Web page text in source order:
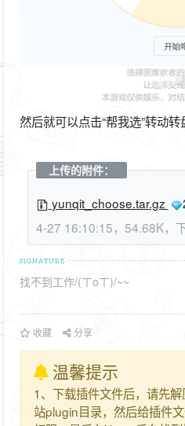
然后就可以点击“帮我选”转动转
上传的附件：
yunqit_choose.tar.gz
4-27 16:10:15，54.68K，
找不到工作/(ㄒoㄒ)/~~
收藏 分享
温馨提示
1、下载插件文件后，请先
站plugin目录，然后给插件